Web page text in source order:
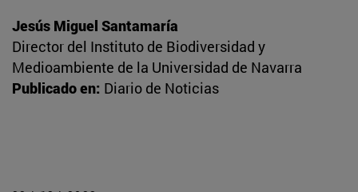
Jesús Miguel Santamaría
Director del Instituto de Biodiversidad y
Medioambiente de la Universidad de Navarra
Publicado en: Diario de Noticias